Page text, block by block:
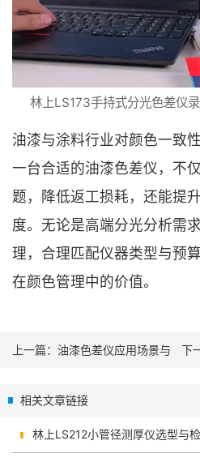
林上LS173手持式分光色差仪
油漆与涂料行业对颜色一致
一台合适的油漆色差仪，不
题，降低返工损耗，还能提
度。无论是高端分光分析需
理，合理匹配仪器类型与预
在颜色管理中的价值。
上一篇： 油漆色差仪应用场景与 下
相关文章链接
林上LS212小管径测厚仪选型与